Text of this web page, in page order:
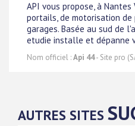
API vous propose, à Nantes
portails, de motorisation
garages. Basée au sud de
etudie installe et dépanne
Nom officiel :Api 44- Site pro
AUTRES SITES